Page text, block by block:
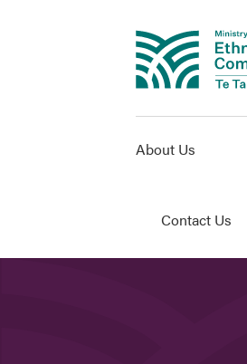
About Us
Contact Us